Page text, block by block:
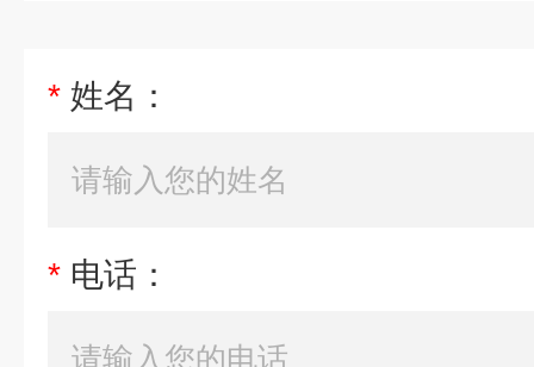
* 姓名：
* 电话：